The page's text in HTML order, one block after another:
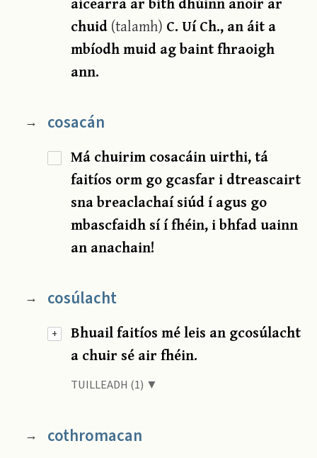
chuid(talamh) C. Uí Ch., an áit a
mbíodh muid ag baint fhraoigh
ann.
→ cosacán
Má chuirim cosacáin uirthi, tá
faitíos orm go gcasfar i dtreascairt
sna breaclachaí siúd í agus go
mbascfaidh sí í fhéin, i bhfad uainn
an anachain!
+
→ cosúlacht
Bhuail faitíos mé leis an gcosúlacht
a chuir sé air fhéin.
TUILLEADH (1) ▼
→ cothromacan